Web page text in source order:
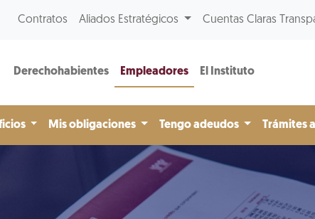
Contratos Aliados Estratégicos Cuentas Claras
Derechohabientes Empleadores El Instituto
Mis obligaciones Tengo adeudos Trámites